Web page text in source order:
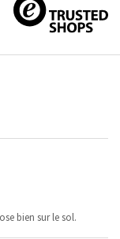
bien sur le sol.